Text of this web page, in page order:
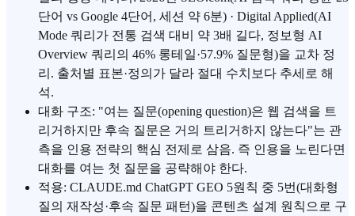
단어 vs Google 4단어, 세션 약 6분) · Digital Applied(AI
Mode 쿼리가 전통 검색 대비 약 3배 길다, 정보형 AI
Overview 쿼리의 46% 롱테일·57.9% 질문형)을 교차 정
리. 출처별 표본·정의가 달라 절대 수치보다 추세로 해
석.
대화 구조: "여는 질문(opening question)은 웹 검색을 트
리거하지만 후속 질문은 거의 트리거하지 않는다"는 관
측을 인용 전략의 핵심 전제로 삼음. 즉 인용을 노린다면
대화를 여는 첫 질문을 공략해야 한다.
적용: CLAUDE.md ChatGPT GEO 5원칙 중 5번(대화형
질의 재작성·후속 질문 패턴)을 콘텐츠 설계 원칙으로 구